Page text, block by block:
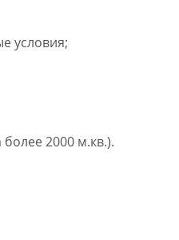
условия;
2000 м.кв.).